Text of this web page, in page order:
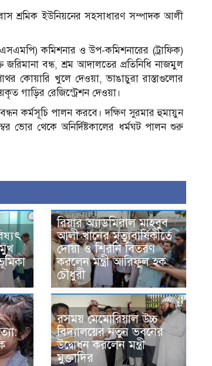
শ্রমিক ইউনিয়নের সহসাধারণ সম্পাদক আলী
কমিশনার ও উপ-কমিশনারের (ট্রাফিক)
জরিমানা বন্ধ, শ্রম আদালতের প্রতিনিধি নাজমুল
কোয়ারি খুলে দেওয়া, ভাঙাচুরা রাস্তাগুলোর
গাড়ির রেজিস্ট্রেশন দেওয়া।
কর্মসূচি পালন করবে। দক্ষিণ সুরমার হুমায়ুন
ভোর থেকে অনির্দিষ্টকালের ধর্মঘট পালন শুরু
রিয়ার অ্যাডমিরাল মাহবুব
আলী খানের মৃত্যুবার্ষিকীতে
দোয়া ও শিরনি বিতরণ
করলেন মন্ত্রী আরিফুল হক
চৌধুরী
রসময় মেমোরিয়াল উচ্চ
বিদ্যালয়ের নতুন ভবনের
উদ্বোধন করলেন মন্ত্রী
মুক্তাদির